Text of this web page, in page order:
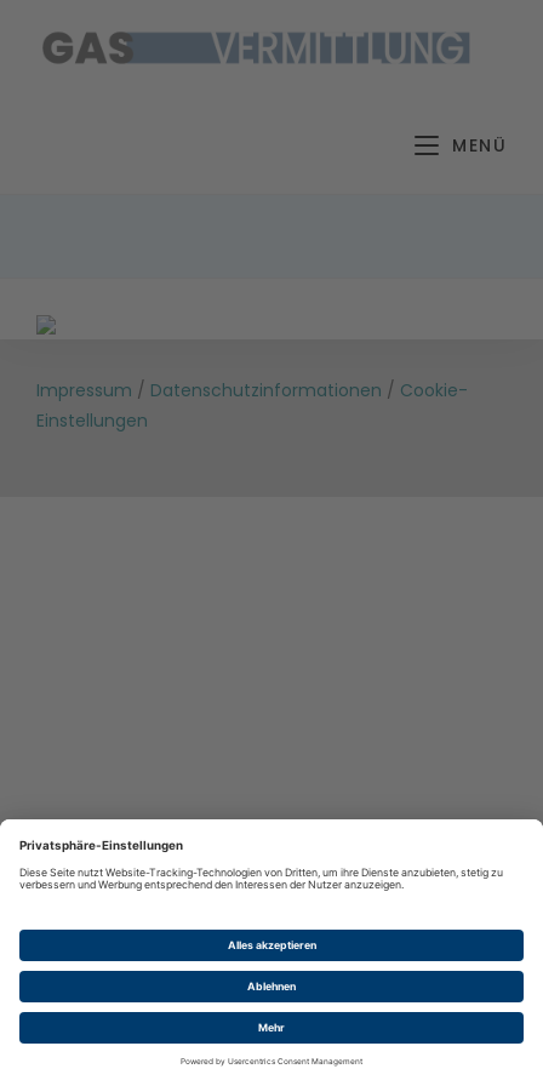
Inhalt
MENÜ
Impressum / Datenschutzinformationen / Cookie-
Einstellungen